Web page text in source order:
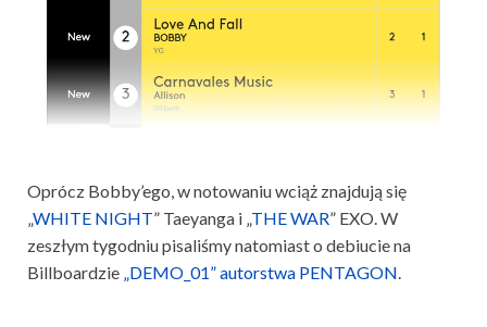
Oprócz Bobby’ego, w notowaniu wciąż znajdują się
WHITE NIGHT” Taeyanga i „ THE WAR” EXO. W
zeszłym tygodniu pisaliśmy natomiast o debiucie na
Billboardzie „DEMO_01” autorstwa PENTAGON